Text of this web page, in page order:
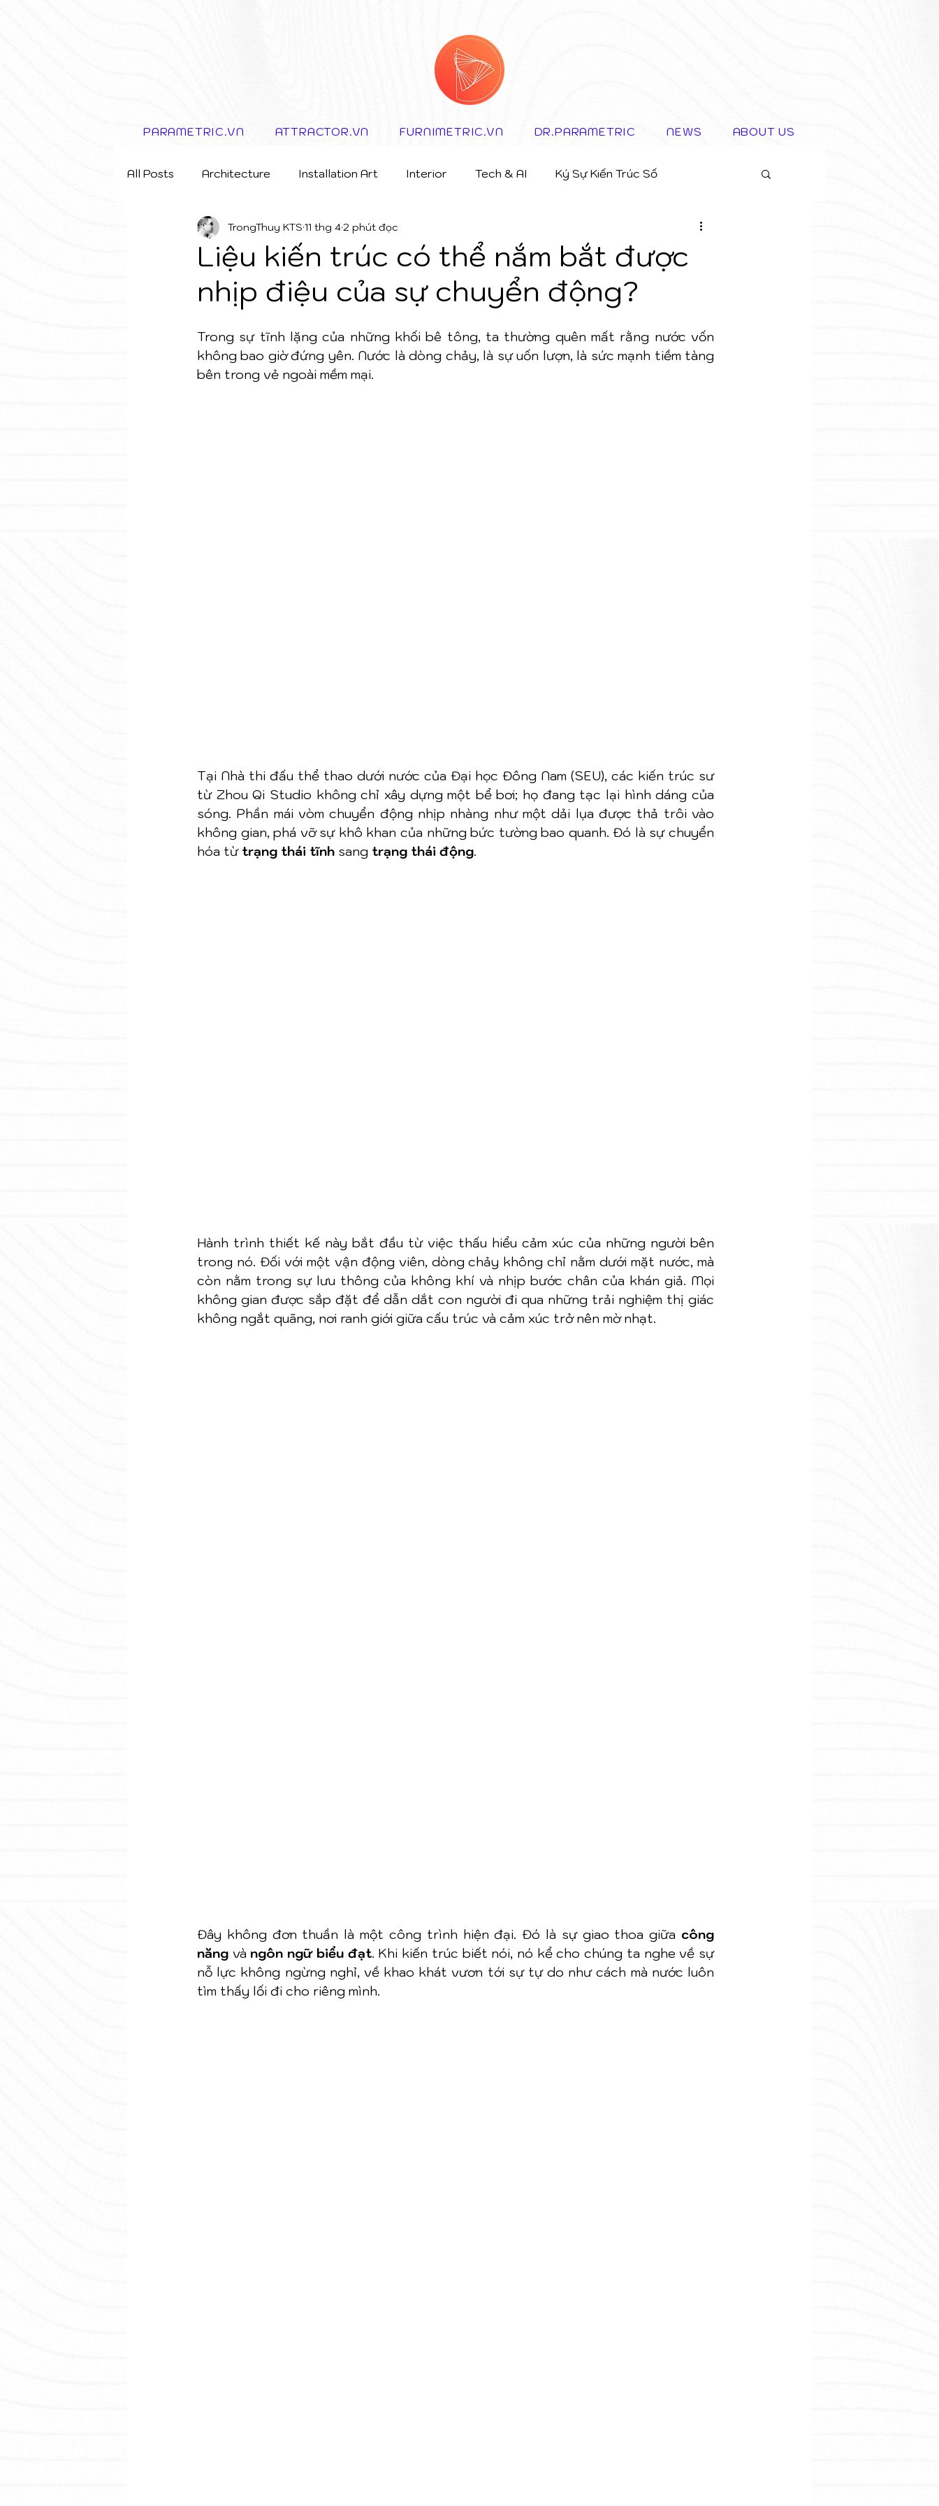
PARAMETRIC.VN ATTRACTOR.VN FURNIMETRIC.VN DR.PARAMETRIC NEWS ABOUT US
All Posts Architecture Installation Art Interior Tech & AI Ký Sự Kiến Trúc Số
Storytelling Concept
Liệu kiến trúc có thể nắm bắt được
nhịp điệu của sự chuyển động?
TrongThuy KTS 11 thg 4 2 phút đọc
Trong sự tĩnh lặng của những khối bê tông, ta thường quên mất rằng nước vốn
không bao giờ đứng yên. Nước là dòng chảy, là sự uốn lượn, là sức mạnh tiềm tàng
bên trong vẻ ngoài mềm mại.
Tại Nhà thi đấu thể thao dưới nước của Đại học Đông Nam (SEU), các kiến trúc sư
từ Zhou Qi Studio không chỉ xây dựng một bể bơi; họ đang tạc lại hình dáng của
sóng. Phần mái vòm chuyển động nhịp nhàng như một dải lụa được thả trôi vào
không gian, phá vỡ sự khô khan của những bức tường bao quanh. Đó là sự chuyển
hóa từ trạng thái tĩnh sang trạng thái động.
Hành trình thiết kế này bắt đầu từ việc thấu hiểu cảm xúc của những người bên
trong nó. Đối với một vận động viên, dòng chảy không chỉ nằm dưới mặt nước, mà
còn nằm trong sự lưu thông của không khí và nhịp bước chân của khán giả. Mọi
không gian được sắp đặt để dẫn dắt con người đi qua những trải nghiệm thị giác
không ngắt quãng, nơi ranh giới giữa cấu trúc và cảm xúc trở nên mờ nhạt.
Đây không đơn thuần là một công trình hiện đại. Đó là sự giao thoa giữa công
năng và ngôn ngữ biểu đạt. Khi kiến trúc biết nói, nó kể cho chúng ta nghe về sự
nỗ lực không ngừng nghỉ, về khao khát vươn tới sự tự do như cách mà nước luôn
tìm thấy lối đi cho riêng mình.